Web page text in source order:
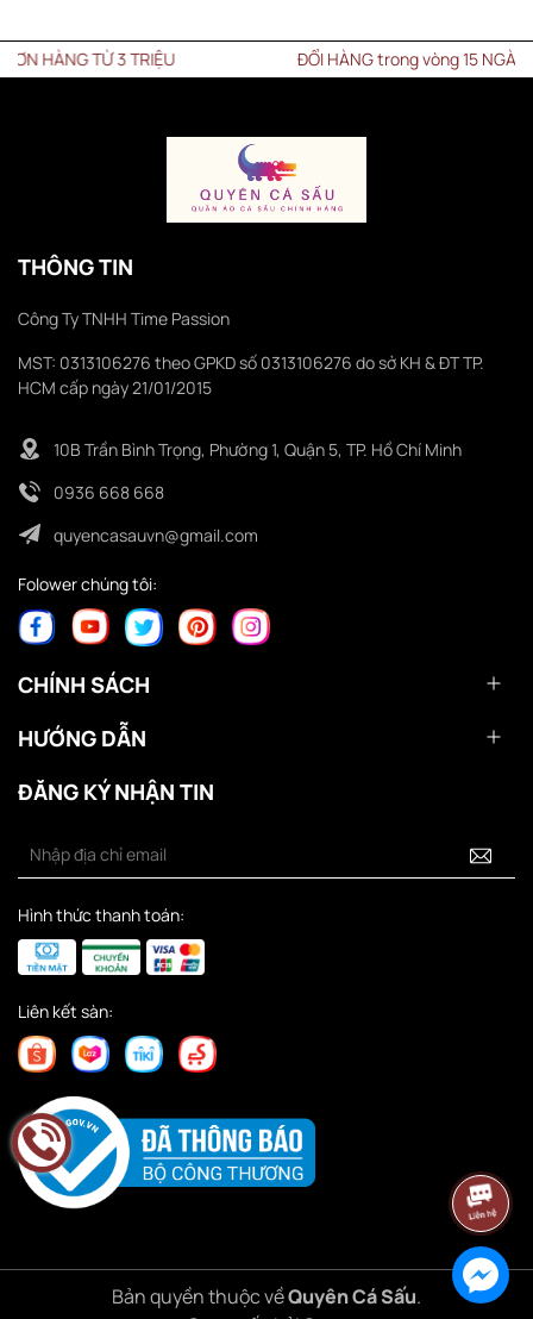
TỪ 3 TRIỆU ĐỔI HÀNG trong vòng 15 NGÀY
THÔNG TIN
Công Ty TNHH Time Passion
MST: 0313106276 theo GPKD số 0313106276 do sở KH & ĐT TP.
HCM cấp ngày 21/01/2015
10B Trần Bình Trọng, Phường 1, Quận 5, TP. Hồ Chí Minh
0936 668 668
quyencasauvn@gmail.com
Folower chúng tôi:
CHÍNH SÁCH
HƯỚNG DẪN
ĐĂNG KÝ NHẬN TIN
Hình thức thanh toán:
Liên kết sàn:
Bản quyền thuộc vềQuyên Cá Sấu.